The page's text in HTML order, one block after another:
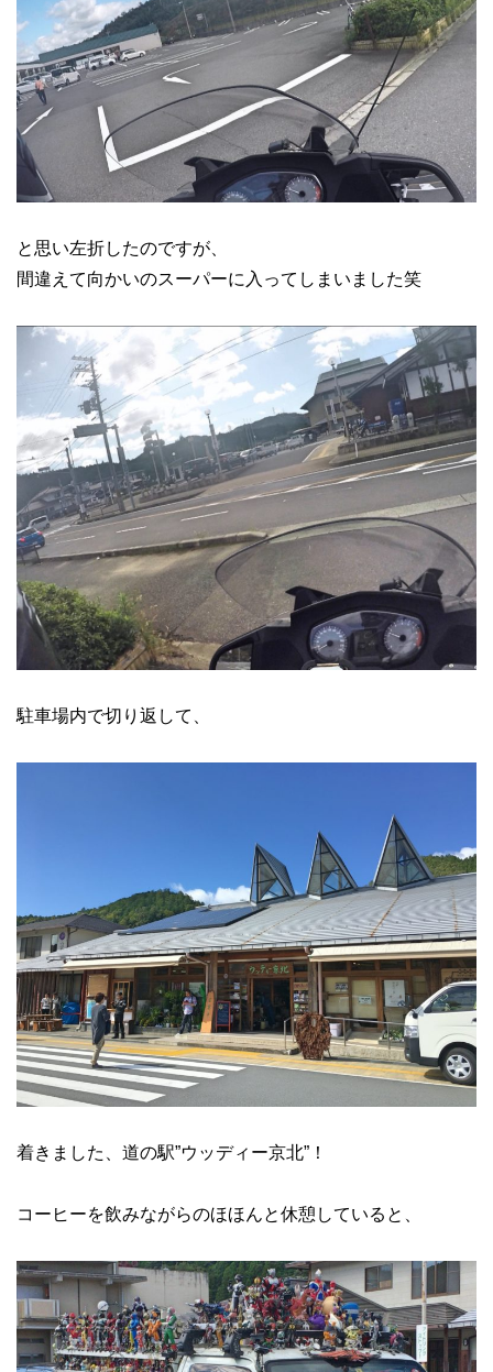
と思い左折したのですが、
間違えて向かいのスーパーに入ってしまいました笑
駐車場内で切り返して、
着きました、道の駅”ウッディー京北”！
コーヒーを飲みながらのほほんと休憩していると、